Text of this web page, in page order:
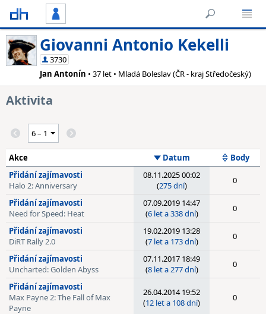
Giovanni Antonio Kekelli
3730
Jan Antonín • 37 let • Mladá Boleslav (ČR - kraj Středočeský)
Aktivita
Akce Datum
Body
Přidání zajímavosti
Halo 2: Anniversary
08.11.2025 00:02
(275 dní) 0
Přidání zajímavosti
Need for Speed: Heat
07.09.2019 14:47
(6 let a 338 dní) 0
Přidání zajímavosti
DiRT Rally 2.0
19.02.2019 13:28
(7 let a 173 dní) 0
Přidání zajímavosti
Uncharted: Golden Abyss
07.11.2017 18:49
(8 let a 277 dní) 0
Přidání zajímavosti
Max Payne 2: The Fall of Max
Payne
26.04.2014 19:52
(12 let a 108 dní) 0